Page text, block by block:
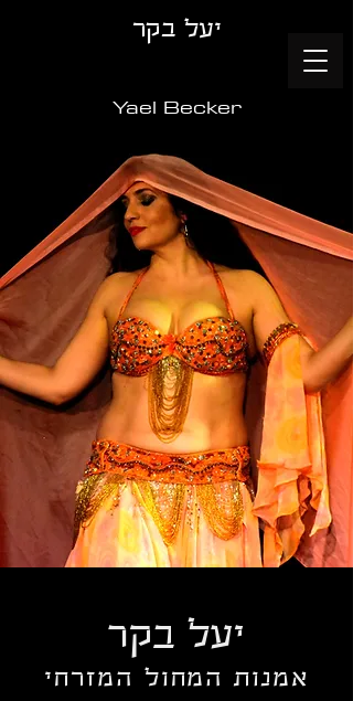
Yael Becker
יעל בקר
יעל בקר
אמנות המחול המזרחי